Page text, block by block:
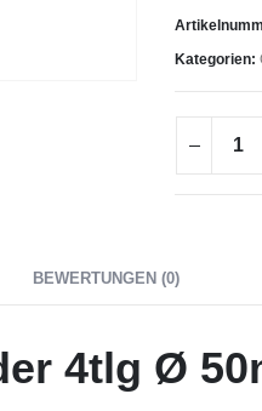
Kategorien:
BEWERTUNGEN (0)
4tlg Ø